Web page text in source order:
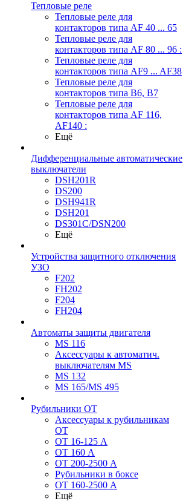
Тепловые реле
Тепловые реле для
контакторов типа AF 40 ... 65
Тепловые реле для
контакторов типа AF 80 ... 96 :
Тепловые реле для
контакторов типа AF9 ... AF38
Тепловые реле для
контакторов типа В6, В7
Тепловые реле для
контакторов типа AF 116,
AF140 :
Ещё
Дифференциальные автоматические
выключатели
DSH201R
DS200
DSH941R
DSH201
DS301C/DSN200
Ещё
Устройства защитного отключения
УЗО
F202
FH202
F204
FH204
Автоматы защиты двигателя
MS 116
Аксессуары к автоматич.
выключателям MS
MS 132
MS 165/MS 495
Рубильники ОТ
Аксессуары к рубильникам
OT
OT 16-125 А
OT 160 А
OT 200-2500 А
Рубильники в боксе
OT 160-2500 А
Ещё